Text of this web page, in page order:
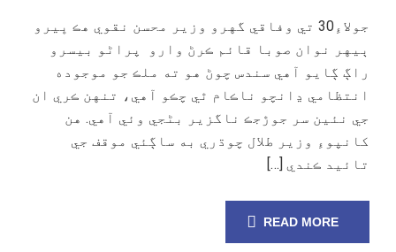
جولاءِ30 تي وفاقي گهرو وزير محسن نقوي هڪ ڀيرو
ٻيهر نوان صوبا قائم ڪرڻ وارو پراڻو بيسرو
راڳ ڳايو آهي سندس چوڻ هو ته ملڪ جو موجوده
انتظامي ڍانچو ناڪام ٿي چڪو آهي، تنهن ڪري ان
جي نئين سر جوڙجڪ ناگزير بڻجي وئي آهي. هن
کانپوءِ وزير طلال چوڌري به ساڳئي موقف جي
تائيد ڪندي […]
READ MORE
28